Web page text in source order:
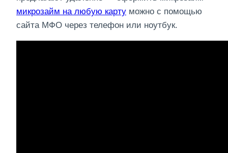
микрозайм на любую карту можно с помощью
сайта МФО через телефон или ноутбук.